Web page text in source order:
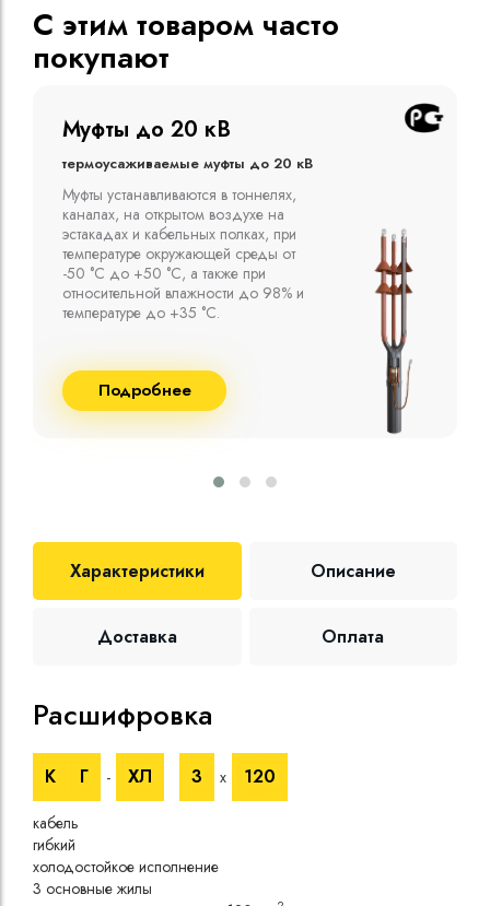
С этим товаром часто
покупают
Муфты до 10 кВ
Термоусаживаемые муфты до 10 кВ
Компания ООО "Москабельторг"
предлагает, как соединительные
термоусаживаемые муфты на кабель
напряжением до 10 кВ с изоляцией
из маслопропитанной бумаги и
сшитого полиэтилена собственного
производства
Подробнее
Характеристики Описание
Доставка Оплата
Расшифровка
К Г - ХЛ 3 х 120
кабель
гибкий
холодостойкое исполнение
3 основные жилы